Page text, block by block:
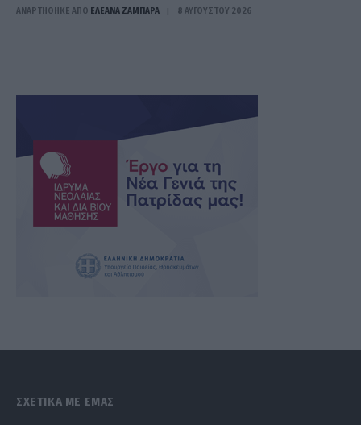
ΑΝΑΡΤΗΘΗΚΕ ΑΠΟ ΕΛΕΑΝΑ ΖΑΜΠΑΡΑ 8 ΑΥΓΟΎΣΤΟΥ 2026
ΣΧΕΤΙΚΑ ΜΕ ΕΜΑΣ